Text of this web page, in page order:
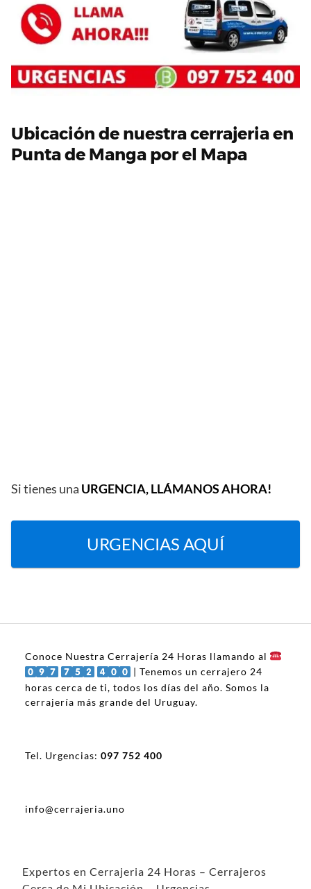
Ubicación de nuestra cerrajeria en
Punta de Manga por el Mapa
Si tienes una URGENCIA, LLÁMANOS AHORA!
URGENCIAS AQUÍ
Conoce Nuestra Cerrajería 24 Horas llamando al
| Tenemos un cerrajero 24
horas cerca de ti, todos los días del año. Somos la
cerrajería más grande del Uruguay.
Tel. Urgencias: 097 752 400
info@cerrajeria.uno
Expertos en Cerrajeria 24 Horas – Cerrajeros